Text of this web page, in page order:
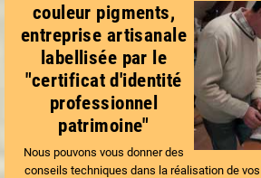
couleur pigments,
entreprise artisanale
labellisée par le
"certificat d'identité
professionnel
patrimoine"
Nous pouvons vous donner des
conseils techniques dans la réalisation de